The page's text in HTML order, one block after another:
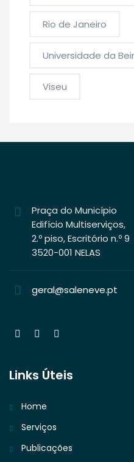
Rio de Janeiro
Universidade da
Viseu
Praça do Município
Edifício Multiserviços,
2.º piso, Escritório n.º 9
3520-001 NELAS
geral@saleneve.pt
Links Úteis
Home
Serviços
Publicações